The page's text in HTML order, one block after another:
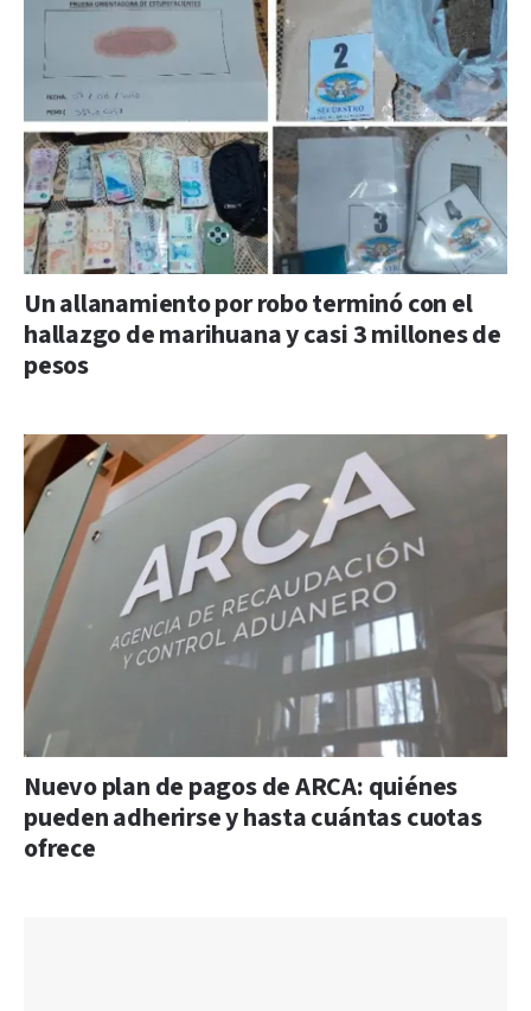
Un allanamiento por robo terminó con el
hallazgo de marihuana y casi 3 millones de
pesos
Nuevo plan de pagos de ARCA: quiénes
pueden adherirse y hasta cuántas cuotas
ofrece